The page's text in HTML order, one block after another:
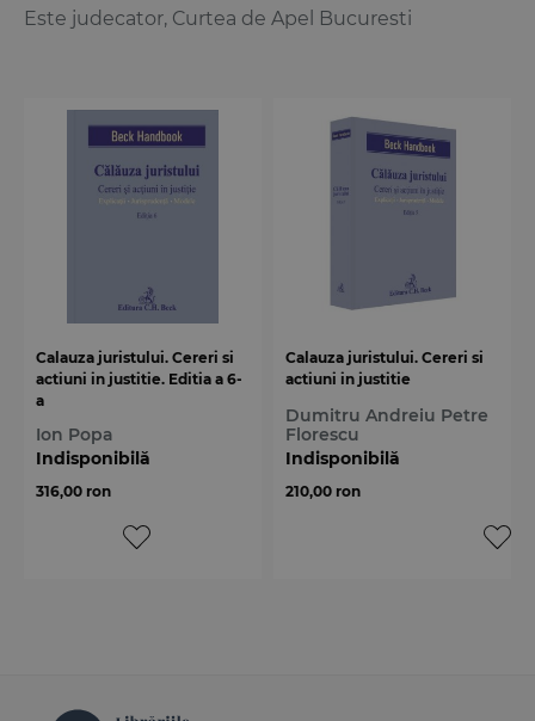
Este judecator, Curtea de Apel Bucuresti
Calauza juristului. Cereri si
actiuni in justitie. Editia a 6-
a
Ion Popa
Indisponibilă
316,00 ron
Calauza juristului. Cereri si
actiuni in justitie
Dumitru Andreiu Petre
Florescu
Indisponibilă
210,00 ron